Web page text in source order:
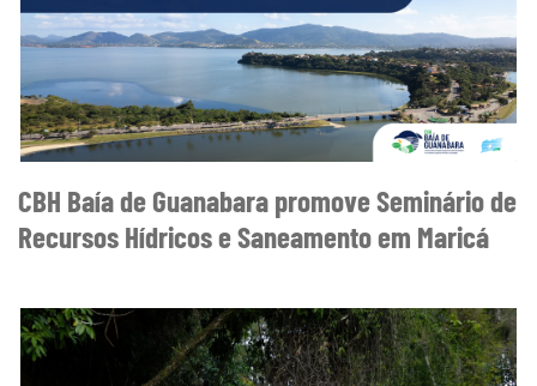
CBH Baía de Guanabara promove Seminário de
Recursos Hídricos e Saneamento em Maricá